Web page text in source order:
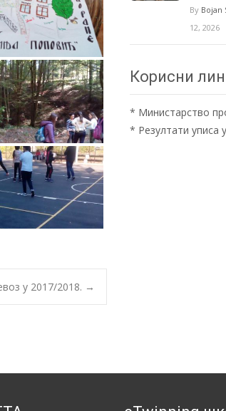
у 2017/2018. →
By Bojan
12, 2026
Корисни
* Министарство
* Резултати